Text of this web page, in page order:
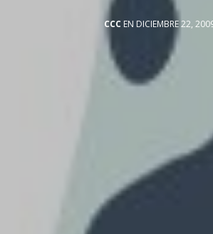
CCC EN DICIEMBRE 22,